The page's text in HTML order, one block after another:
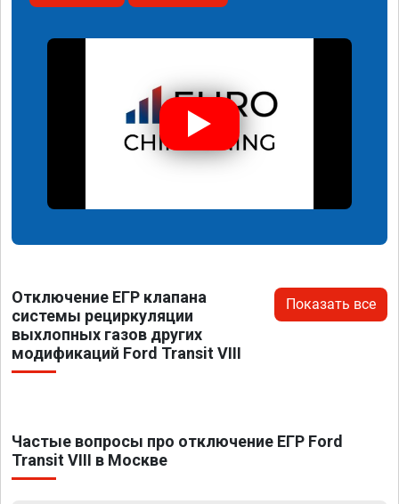
Отключение ЕГР клапана
системы рециркуляции
выхлопных газов других
модификаций Ford Transit VIII
Показать все
Частые вопросы про отключение ЕГР Ford
Transit VIII в Москве